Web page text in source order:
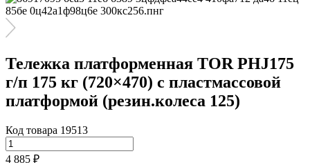
Тележка платформенная TOR PHJ175
г/п 175 кг (720×470) c пластмассовой
платформой (резин.колеса 125)
Код товара 19513
4 885 ₽